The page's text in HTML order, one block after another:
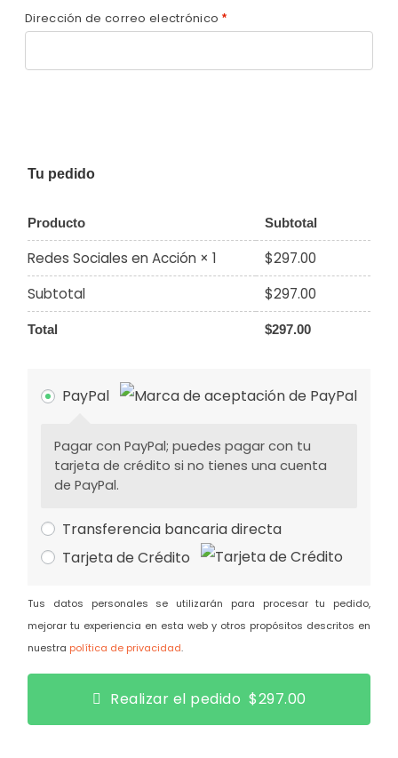
Dirección de correo electrónico *
Tu pedido
Producto Subtotal
Redes Sociales en Acción × 1 $297.00
Subtotal
$297.00
Total $297.00
PayPal
Pagar con PayPal; puedes pagar con tu
tarjeta de crédito si no tienes una cuenta
de PayPal.
Transferencia bancaria directa
Tarjeta de Crédito
Tus datos personales se utilizarán para procesar tu pedido,
mejorar tu experiencia en esta web y otros propósitos descritos en
nuestra política de privacidad.
Realizar el pedido $297.00